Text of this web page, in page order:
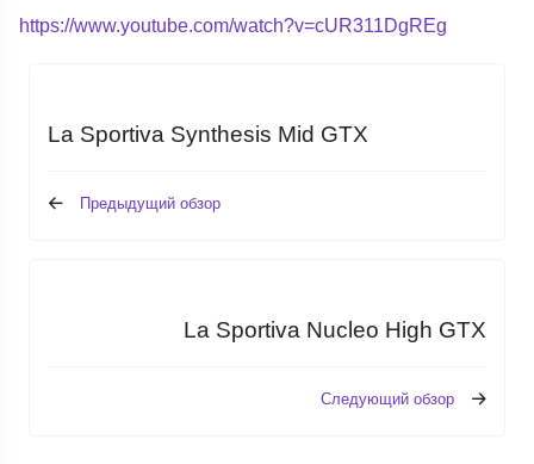
https://www.youtube.com/watch?v=cUR311DgREg
La Sportiva Synthesis Mid GTX
Предыдущий обзор
La Sportiva Nucleo High GTX
Следующий обзор